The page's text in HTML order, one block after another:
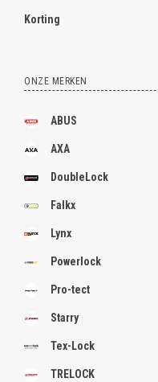
Korting
ONZE MERKEN
ABUS
AXA
DoubleLock
Falkx
Lynx
Powerlock
Pro-tect
Starry
Tex-Lock
TRELOCK